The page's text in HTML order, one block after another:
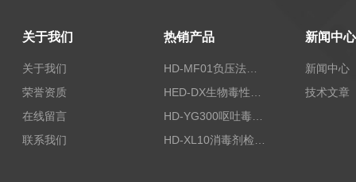
关于我们
关于我们
荣誉资质
在线留言
联系我们
热销产品
HD-MF01负压法密封性测试仪
新闻中心
新闻中心
技术文章